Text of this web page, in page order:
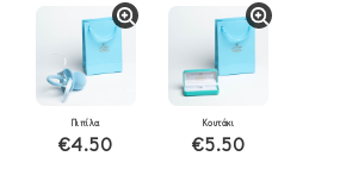
Πιπίλα
€4.50
Κουτάκι
€5.50